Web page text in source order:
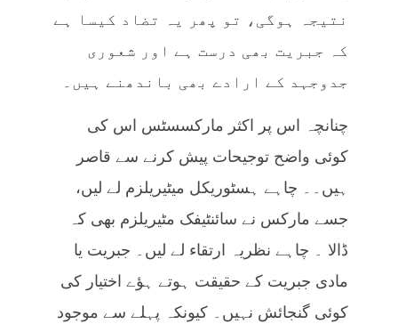
نتیجہ ہوگی، تو پھر یہ تضاد کیسا ہے
کہ جبریت بھی درست ہے اور شعوری
جدوجہد کے ارادے بھی باندھنے ہیں۔
چنانچہ اس پر اکثر مارکسسٹس اس کی
کوئی واضح توجیحات پیش کرنے سے قاصر
ہیں۔۔ چاہے ہسٹوریکل میٹیریلزم لے لیں،
جسے مارکس نے سائنٹیفک مٹیریلزم بھی کہ
ڈالا ۔ چاہے نظریہ ارتقاء لے لیں۔ جبریت یا
مادی جبریت کے حقیقت ہوتے ہؤے اختیار کی
کوئی گنجائش نہیں۔ کیونکہ پہلے سے موجود